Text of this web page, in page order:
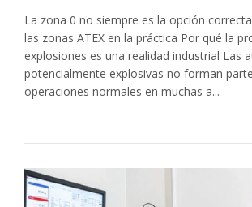
La zona 0 no siempre es la opción
las zonas ATEX en la práctica Por qué la
explosiones es una realidad industrial Las
potencialmente explosivas no forman
operaciones normales en muchas a...